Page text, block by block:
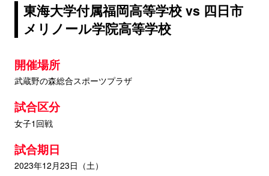
東海大学付属福岡高等学校 vs 四日市
メリノール学院高等学校
開催場所
武蔵野の森総合スポーツプラザ
試合区分
女子1回戦
試合期日
2023年12月23日（土）